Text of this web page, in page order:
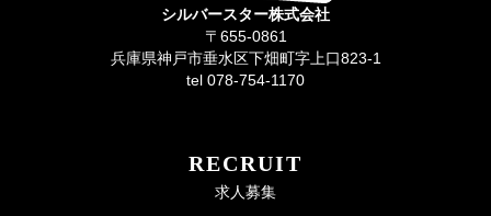
シルバースター株式会社
〒655-0861
兵庫県神戸市垂水区下畑町字上口823-1
tel 078-754-1170
RECRUIT
求人募集